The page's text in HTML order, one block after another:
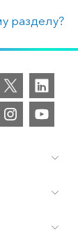
разделу?